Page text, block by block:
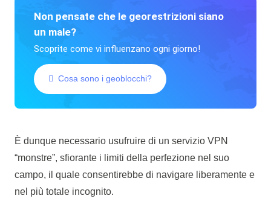
Non pensate che le georestrizioni siano
un male?
Scoprite come vi influenzano ogni giorno!
Cosa sono i geoblocchi?
È dunque necessario usufruire di un servizio VPN
“monstre”, sfiorante i limiti della perfezione nel suo
campo, il quale consentirebbe di navigare liberamente e
nel più totale incognito.